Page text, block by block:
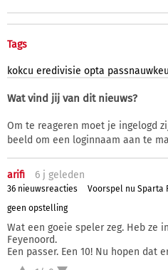
Tags
kokcu eredivisie opta
Wat vind jij van dit nieuws?
Om te reageren moet je ingelogd
beeld om een loginnaam aan te
arifi 6 j geleden
36 nieuwsreacties
Voorspel nu Sparta
geen opstelling
Wat een goeie speler zeg. Heb ze
Feyenoord.
Een passer. Een 10! Nu hopen dat